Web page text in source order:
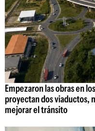
Empezaron las obras en
proyectan dos viaductos,
mejorar el tránsito